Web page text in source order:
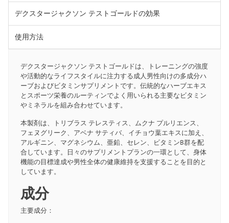
デクスタージャクソン テストゴールドの効果
使用方法
デクスタージャクソン テストゴールドは、トレーニングの強度
や活動的なライフスタイルに注力する成人男性向けの多成分ハ
ーブおよびビタミンサプリメントです。伝統的なハーブエキス
とスポーツ栄養のルーティンでよく用いられる主要なビタミン
やミネラルを組み合わせています。
本製剤は、トリブラス テレスティス、ムクナ プルリエンス、
フェヌグリーク、アベナ サティバ、イチョウ葉エキスに加え、
アルギニン、マグネシウム、亜鉛、セレン、ビタミンB群を配
合しています。日々のサプリメントプランの一環として、身体
機能の目標達成や男性全体の健康維持を支援することを目的と
しています。
成分
主要成分：